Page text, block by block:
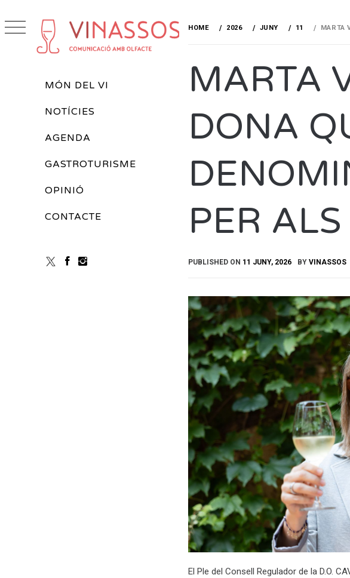
Primary
MÓN DEL VI
NOTÍCIES
AGENDA
GASTROTURISME
OPINIÓ
CONTACTE
to
content
HOME 2026 JUNY 11 MARTA
MARTA
DONA
PER
PUBLISHED ON 11 JUNY, 2026 BY VINASSOS
El Ple del Consell Regulador de la D.O.